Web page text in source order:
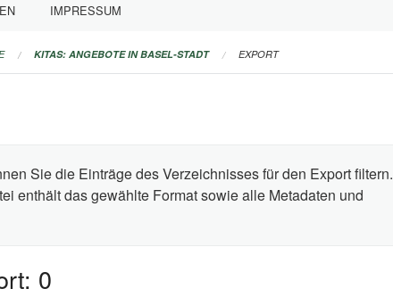
IMPRESSUM
KITAS: ANGEBOTE IN BASEL-STADT EXPORT
Sie die Einträge des Verzeichnisses für den Export filtern.
enthält das gewählte Format sowie alle Metadaten und
0